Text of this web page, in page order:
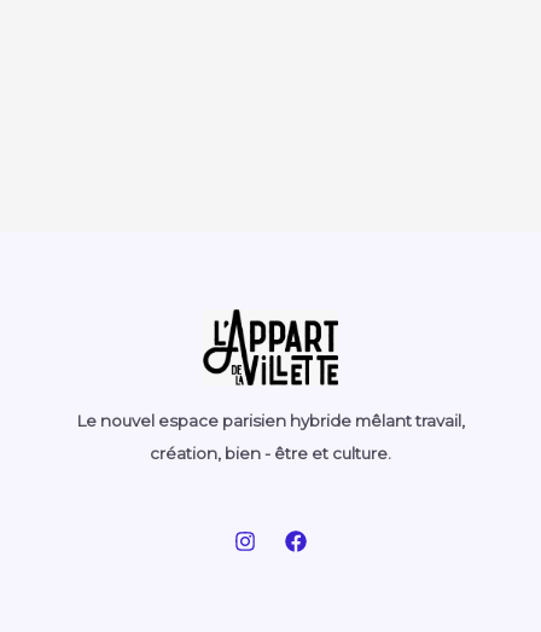
Le nouvel espace parisien hybride mêlant travail,
création, bien - être et culture.